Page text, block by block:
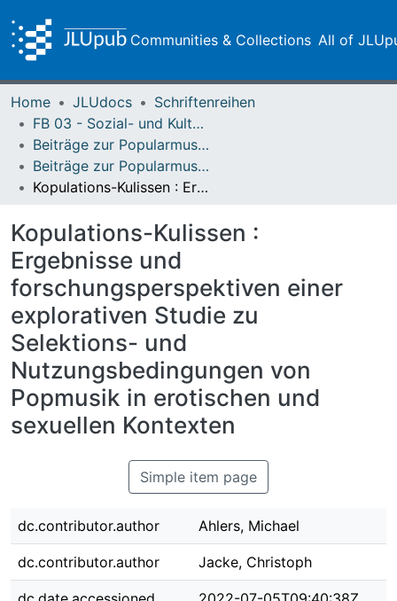
Communities & Collections All of
Home JLUdocs
Schriftenreihen
FB 03 - Sozial- und Kulturwissenschaften
Beiträge zur Popularmusikforschung
Beiträge zur Popularmusikforschung 37 (2011)
Kopulations-Kulissen : Ergebnisse und forschungsperspektiven einer explorativen Studie zu Selektions- und Nutzungsbedingungen von Popmusik in erotischen und sexuellen Kontexten
Kopulations-Kulissen :
Ergebnisse und
forschungsperspektiven einer
explorativen Studie zu
Selektions- und
Nutzungsbedingungen von
Popmusik in erotischen und
sexuellen Kontexten
Simple item page
dc.contributor.author Ahlers, Michael
dc.contributor.author Jacke, Christoph